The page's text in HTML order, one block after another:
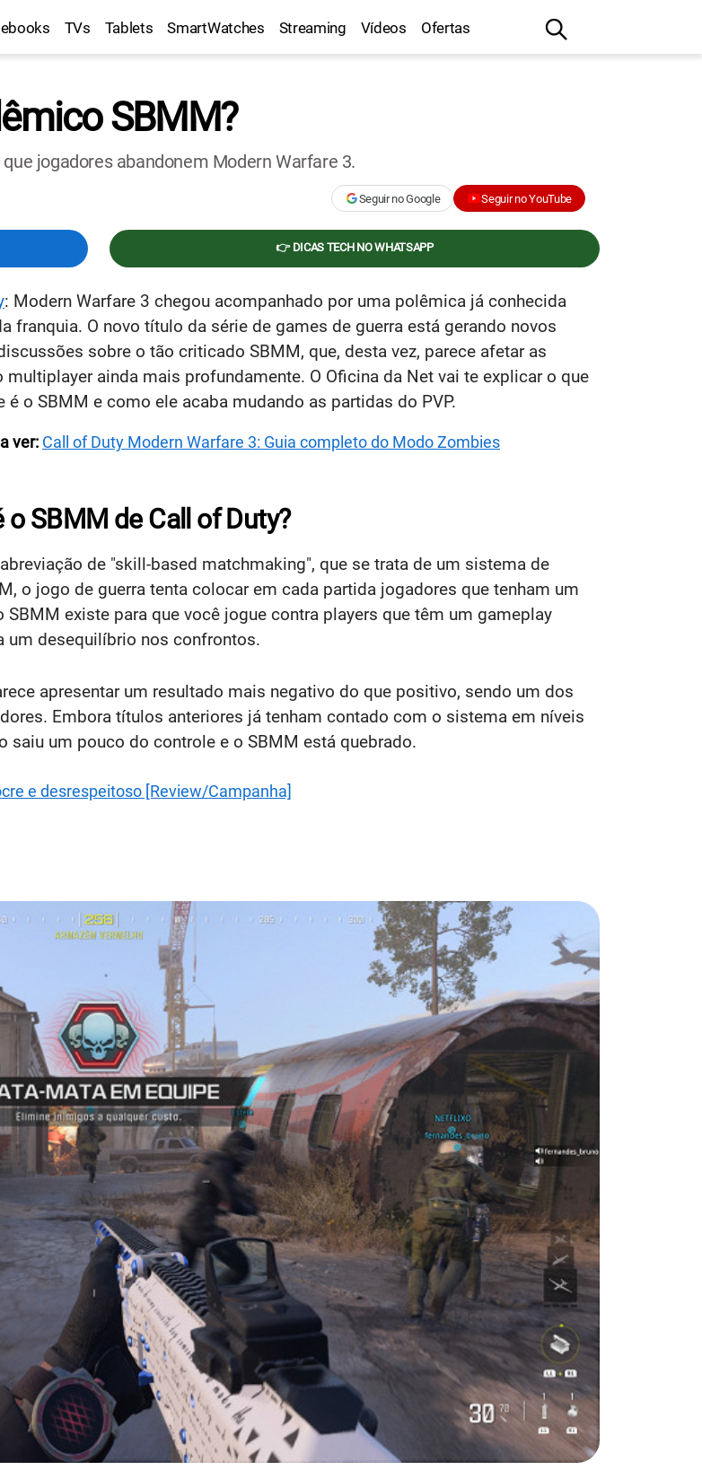
TVs Tablets SmartWatches Streaming Vídeos Ofertas
SBMM?
jogadores abandonem Modern Warfare 3.
Seguir no Google Seguir no YouTube
👉 DICAS TECH NO WHATSAPP
: Modern Warfare 3 chegou acompanhado por uma polêmica já conhecida
franquia. O novo título da série de games de guerra está gerando novos
sobre o tão criticado SBMM, que, desta vez, parece afetar as
multiplayer ainda mais profundamente. O Oficina da Net vai te explicar o que
é o SBMM e como ele acaba mudando as partidas do PVP.
ver: Call of Duty Modern Warfare 3: Guia completo do Modo Zombies
o SBMM de Call of Duty?
de "skill-based matchmaking", que se trata de um sistema de
o jogo de guerra tenta colocar em cada partida jogadores que tenham um
existe para que você jogue contra players que têm um gameplay
um desequilíbrio nos confrontos.
apresentar um resultado mais negativo do que positivo, sendo um dos
Embora títulos anteriores já tenham contado com o sistema em níveis
saiu um pouco do controle e o SBMM está quebrado.
e desrespeitoso [Review/Campanha]